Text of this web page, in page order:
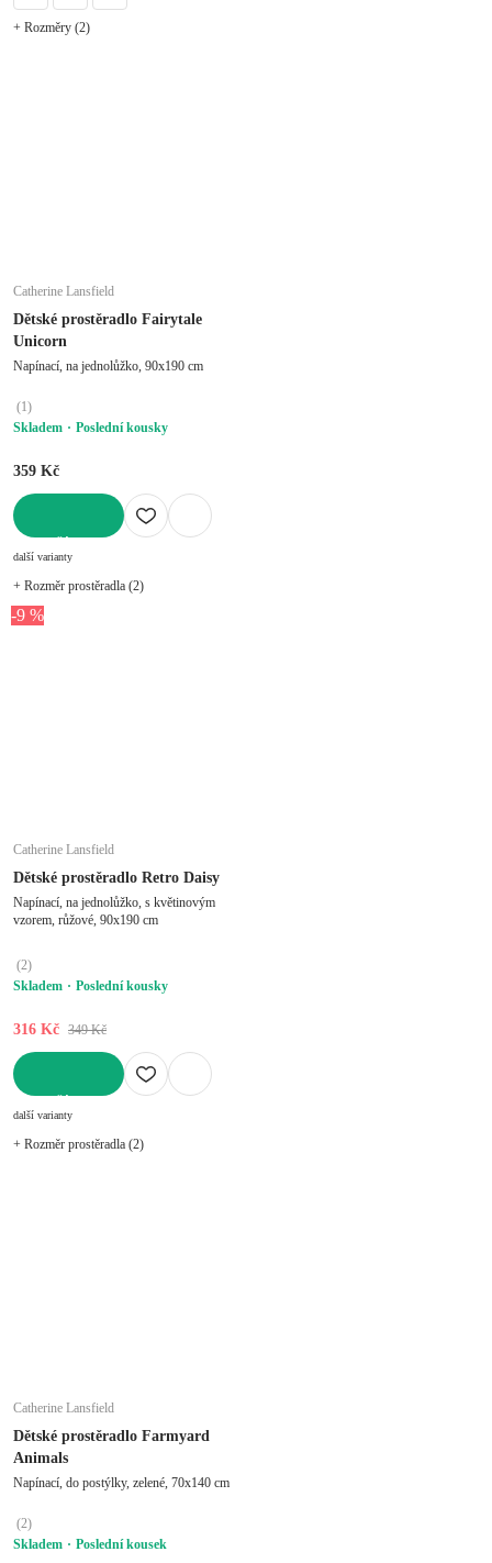
+ Rozměry (2)
Catherine Lansfield
Dětské prostěradlo Fairytale
Unicorn
Napínací, na jednolůžko, 90x190 cm
(1)
Skladem
Poslední kousky
359 Kč
další varianty
+ Rozměr prostěradla (2)
-9 %
Catherine Lansfield
Dětské prostěradlo Retro Daisy
Napínací, na jednolůžko, s květinovým
vzorem, růžové, 90x190 cm
(2)
Skladem
Poslední kousky
316 Kč 349 Kč
další varianty
+ Rozměr prostěradla (2)
Catherine Lansfield
Dětské prostěradlo Farmyard
Animals
Napínací, do postýlky, zelené, 70x140 cm
(2)
Skladem
Poslední kousek